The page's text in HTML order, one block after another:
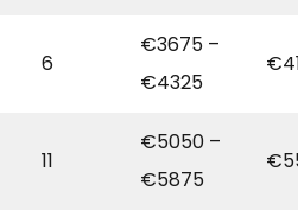
6
€3675 –
€4325
11
€5050 –
€5875